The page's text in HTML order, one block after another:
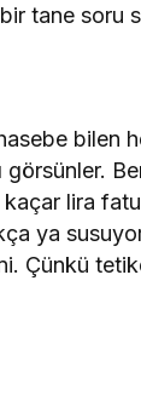
tane soru
bilen
görsünler.
lira
ya
Çünkü